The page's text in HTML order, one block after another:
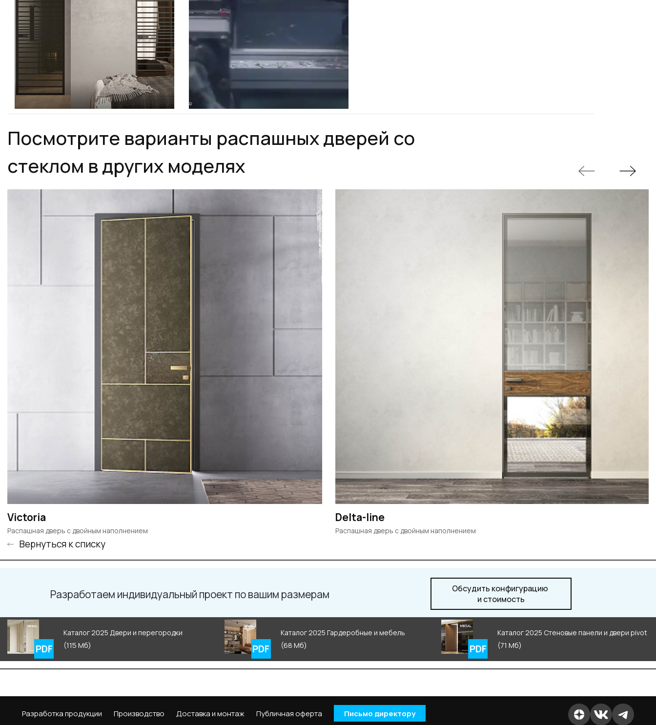
Посмотрите варианты распашных дверей со
стеклом в других моделях
Victoria
Распашная дверь с двойным наполнением
Delta-line
Распашная дверь с двойным наполнением
Вернуться к списку
Разработаем индивидуальный проект по вашим размерам
Обсудить конфигурацию
и стоимость
Каталог 2025 Двери и перегородки
(115 Мб)
Каталог 2025 Гардеробные и мебель
(68 Мб)
Каталог 2025 Стеновые панели и двери pivot
(71 Мб)
Разработка продукции Производство Доставка и монтаж Публичная оферта Письмо директору